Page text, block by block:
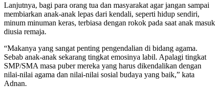
Lanjutnya, bagi para orang tua dan masyarakat agar jangan sampai
membiarkan anak-anak lepas dari kendali, seperti hidup sendiri,
minum minuman keras, terbiasa dengan rokok pada saat anak masuk
diusia remaja.
“Makanya yang sangat penting pengendalian di bidang agama.
Sebab anak-anak sekarang tingkat emosinya labil. Apalagi tingkat
SMP/SMA masa puber mereka yang harus dikendalikan dengan
nilai-nilai agama dan nilai-nilai sosial budaya yang baik,” kata
Adnan.